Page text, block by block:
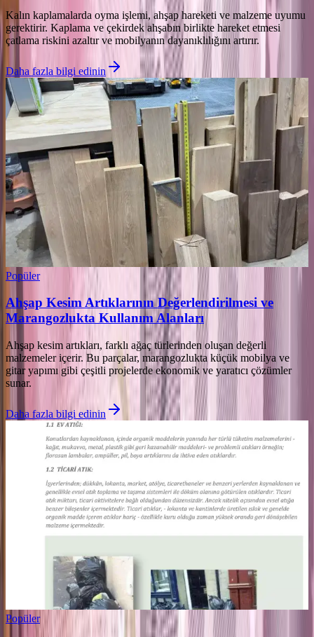
Kalın kaplamalarda oyma işlemi, ahşap hareketi ve malzeme uyumu
gerektirir. Kaplama ve çekirdek ahşabın birlikte hareket etmesi
çatlama riskini azaltır ve mobilyanın dayanıklılığını artırır.
Daha fazla bilgi edinin
Popüler
Ahşap Kesim Artıklarının Değerlendirilmesi ve
Marangozlukta Kullanım Alanları
Ahşap kesim artıkları, farklı ağaç türlerinden oluşan değerli
malzemeler içerir. Bu parçalar, marangozlukta küçük mobilya ve
gitar yapımı gibi çeşitli projelerde ekonomik ve yaratıcı çözümler
sunar.
Daha fazla bilgi edinin
Popüler